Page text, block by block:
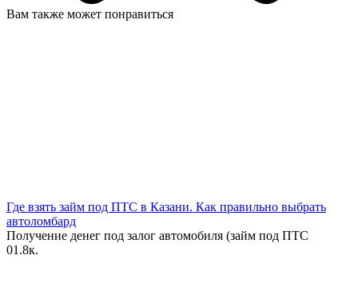
Вам также может понравиться
Где взять займ под ПТС в Казани. Как правильно выбрать
автоломбард
Получение денег под залог автомобиля (займ под ПТС
01.8к.